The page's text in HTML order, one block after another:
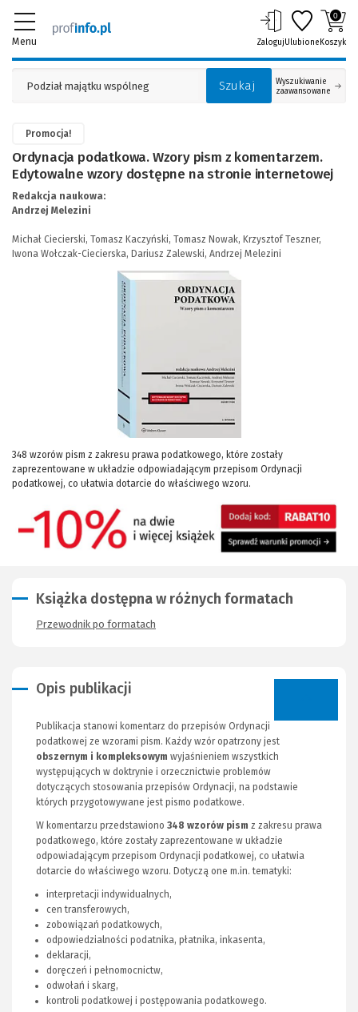
Menu
Szukaj
Wyszukiwanie
zaawansowane
ZalogujUlubione
0
Koszyk
Promocja!
(Link
348 wzorów pism z zakresu prawa podatkowego, które zostały
zaprezentowane w układzie odpowiadającym przepisom Ordynacji
podatkowej, co ułatwia dotarcie do właściwego wzoru.
Ordynacja podatkowa. Wzory pism z komentarzem.
Edytowalne wzory dostępne na stronie internetowej
Redakcja naukowa:
Andrzej Melezini
Michał Ciecierski, Tomasz Kaczyński, Tomasz Nowak, Krzysztof Teszner,
Iwona Wołczak-Ciecierska, Dariusz Zalewski, Andrzej Melezini
Opis publikacji
Publikacja stanowi komentarz do przepisów Ordynacji
podatkowej ze wzorami pism. Każdy wzór opatrzony jest
obszernym i kompleksowym wyjaśnieniem wszystkich
występujących w doktrynie i orzecznictwie problemów
dotyczących stosowania przepisów Ordynacji, na podstawie
których przygotowywane jest pismo podatkowe.
W komentarzu przedstawiono 348 wzorów pism z zakresu prawa
podatkowego, które zostały zaprezentowane w układzie
odpowiadającym przepisom Ordynacji podatkowej, co ułatwia
dotarcie do właściwego wzoru. Dotyczą one m.in. tematyki:
interpretacji indywidualnych,
cen transferowych,
zobowiązań podatkowych,
odpowiedzialności podatnika, płatnika, inkasenta,
deklaracji,
doręczeń i pełnomocnictw,
odwołań i skarg,
kontroli podatkowej i postępowania podatkowego.
Książka dostępna w różnych formatach
Przewodnik po formatach